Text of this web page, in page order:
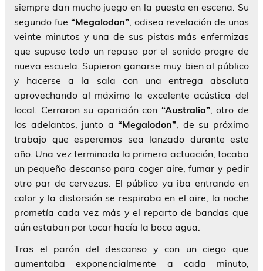
siempre dan mucho juego en la puesta en escena. Su
segundo fue “Megalodon”, odisea revelación de unos
veinte minutos y una de sus pistas más enfermizas
que supuso todo un repaso por el sonido progre de
nueva escuela. Supieron ganarse muy bien al público
y hacerse a la sala con una entrega absoluta
aprovechando al máximo la excelente acústica del
local. Cerraron su aparición con “Australia”, otro de
los adelantos, junto a“Megalodon” , de su próximo
trabajo que esperemos sea lanzado durante este
año. Una vez terminada la primera actuación, tocaba
un pequeño descanso para coger aire, fumar y pedir
otro par de cervezas. El público ya iba entrando en
calor y la distorsión se respiraba en el aire, la noche
prometía cada vez más y el reparto de bandas que
aún estaban por tocar hacía la boca agua.
Tras el parón del descanso y con un ciego que
aumentaba exponencialmente a cada minuto,